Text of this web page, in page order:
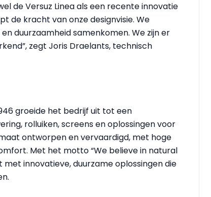
de Versuz Linea als een recente innovatie
de kracht van onze designvisie. We
duurzaamheid samenkomen. We zijn er
zegt Joris Draelants, technisch
groeide het bedrijf uit tot een
rolluiken, screens en oplossingen voor
ontworpen en vervaardigd, met hoge
Met het motto “We believe in natural
innovatieve, duurzame oplossingen die